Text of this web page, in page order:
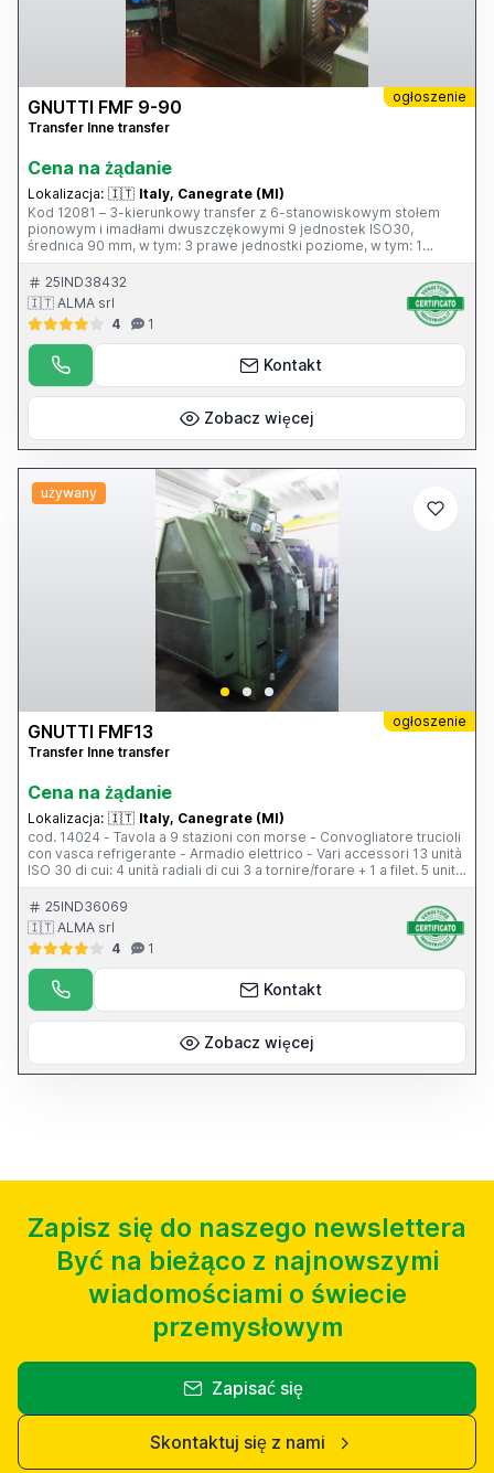
ogłoszenie
GNUTTI FMF 9-90
Transfer Inne transfer
Cena na żądanie
Lokalizacja: 🇮🇹 Italy, Canegrate (MI)
Kod 12081 – 3-kierunkowy transfer z 6-stanowiskowym stołem
pionowym i imadłami dwuszczękowymi 9 jednostek ISO30,
średnica 90 mm, w tym: 3 prawe jednostki poziome, w tym: 1
jednostka gwintująca, 2 jednostki wiercąco-toczące. 3 lewe
jednostki poziome, w tym: 1 jednostka gwintująca, 2 jednostki
wiercąco-toczące. 3 jednostki pionowe, w tym: 1 jednostka
gwintująca, 2 jednostki wiercąco-toczące. Automatyczny
załadunek i rozładunek Arnoldi (V.A.E.P.) – Transporter wiórów –
Różne akcesoria – Panel elektryczny
25IND38432
🇮🇹 ALMA srl
4
1
Kontakt
Zobacz więcej
używany
ogłoszenie
GNUTTI FMF13
Transfer Inne transfer
Cena na żądanie
Lokalizacja: 🇮🇹 Italy, Canegrate (MI)
cod. 14024 - Tavola a 9 stazioni con morse - Convogliatore trucioli
con vasca refrigerante - Armadio elettrico - Vari accessori 13 unità
ISO 30 di cui: 4 unità radiali di cui 3 a tornire/forare + 1 a filet. 5 unità
assiali sinistre di cui 3 a tornire/forare + 1 per recessi + 1 a filettare
4 unità assiali destre di cui 3 a tornire/forare + 1 a filettare
Predisposto per la 14° unità
25IND36069
🇮🇹 ALMA srl
4
1
Kontakt
Zobacz więcej
Zapisz się do naszego newslettera
Być na bieżąco z najnowszymi
wiadomościami o świecie
przemysłowym
Zapisać się
Skontaktuj się z nami